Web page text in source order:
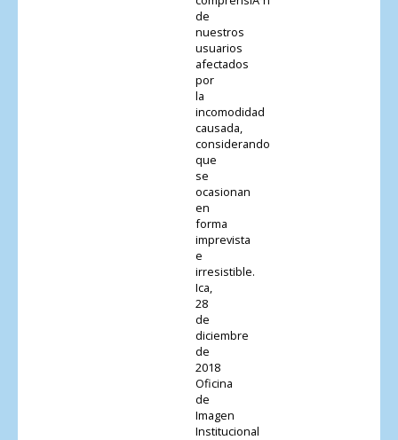
de
nuestros
usuarios
afectados
por
la
incomodidad
causada,
considerando
que
se
ocasionan
en
forma
imprevista
e
irresistible.
Ica,
28
de
diciembre
de
2018
Oficina
de
Imagen
Institucional